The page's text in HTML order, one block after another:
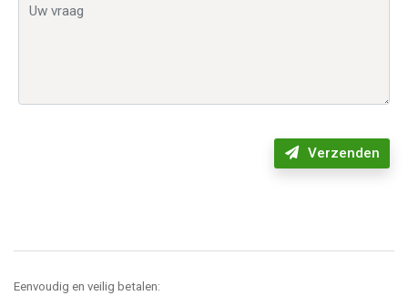
Verzenden
Eenvoudig en veilig betalen: